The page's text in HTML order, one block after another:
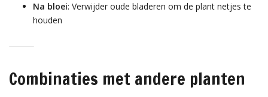
Na bloei: Verwijder oude bladeren om de plant netjes te
houden
Combinaties met andere planten